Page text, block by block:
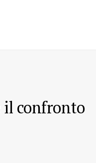
il confronto